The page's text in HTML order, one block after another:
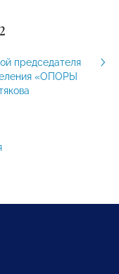
председателя
«ОПОРЫ